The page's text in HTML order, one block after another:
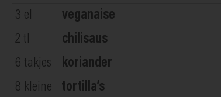
3 el
veganaise
2 tl
chilisaus
6 takjes
koriander
8 kleine
tortilla’s